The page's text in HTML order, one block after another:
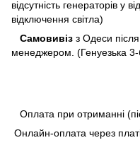
відсутність генераторів у
відключення світла)
Самовивіз з Одеси
менеджером. (Генуезька 3-
Оплата при отриманні
Онлайн-оплата через